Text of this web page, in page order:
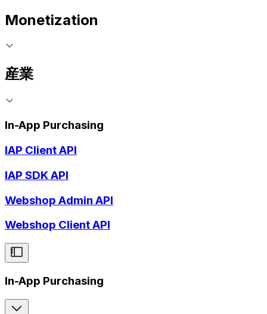
Monetization
産業
In-App Purchasing
IAP Client API
IAP SDK API
Webshop Admin API
Webshop Client API
In-App Purchasing